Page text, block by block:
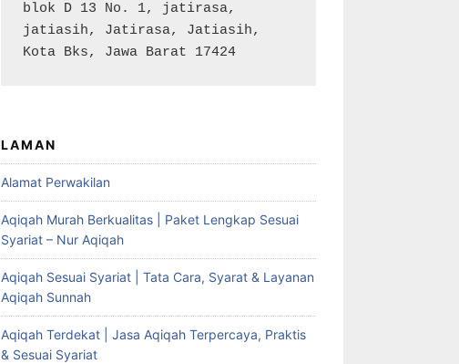
blok D 13 No. 1, jatirasa,
jatiasih, Jatirasa, Jatiasih,
Kota Bks, Jawa Barat 17424
LAMAN
Alamat Perwakilan
Aqiqah Murah Berkualitas | Paket Lengkap Sesuai
Syariat – Nur Aqiqah
Aqiqah Sesuai Syariat | Tata Cara, Syarat & Layanan
Aqiqah Sunnah
Aqiqah Terdekat | Jasa Aqiqah Terpercaya, Praktis
& Sesuai Syariat